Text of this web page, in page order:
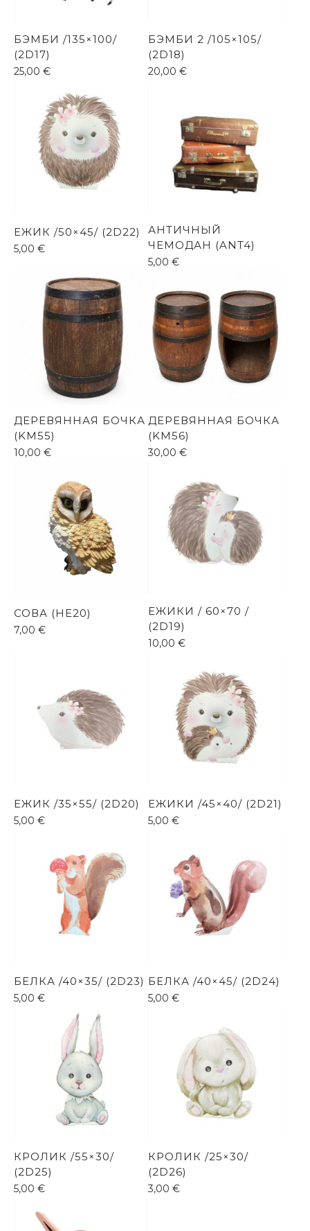
БЭМБИ /135×100/
(2D17)
25,00 €
БЭМБИ 2 /105×105/
(2D18)
20,00 €
ЕЖИК /50×45/ (2D22)
5,00 €
АНТИЧНЫЙ
ЧЕМОДАН (ANT4)
5,00 €
ДЕРЕВЯННАЯ БОЧКА
(KM55)
10,00 €
ДЕРЕВЯННАЯ БОЧКА
(KM56)
30,00 €
СОВА (HE20)
7,00 €
ЕЖИКИ / 60×70 /
(2D19)
10,00 €
ЕЖИК /35×55/ (2D20)
5,00 €
ЕЖИКИ /45×40/ (2D21)
5,00 €
БЕЛКА /40×35/ (2D23)
5,00 €
БЕЛКА /40×45/ (2D24)
5,00 €
КРОЛИК /55×30/
(2D25)
5,00 €
КРОЛИК /25×30/
(2D26)
3,00 €